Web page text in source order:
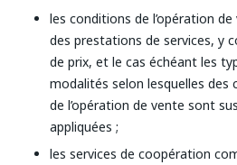
les conditions de l’opération
des prestations de services, y
de prix, et le cas échéant les
modalités selon lesquelles des
de l’opération de vente sont
appliquées ;
les services de coopération